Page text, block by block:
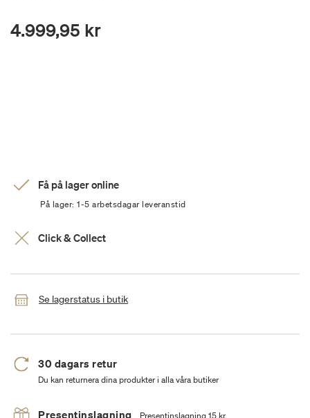
4.999,95 kr
Få på lager online
På lager: 1-5 arbetsdagar leveranstid
Click & Collect
Se lagerstatus i butik
30 dagars retur
Du kan returnera dina produkter i alla våra butiker
Presentinslagning